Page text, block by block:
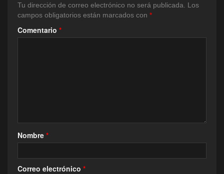
Tu dirección de correo electrónico no será publicada.
Los
campos obligatorios están marcados con *
Comentario *
Nombre *
Correo electrónico *